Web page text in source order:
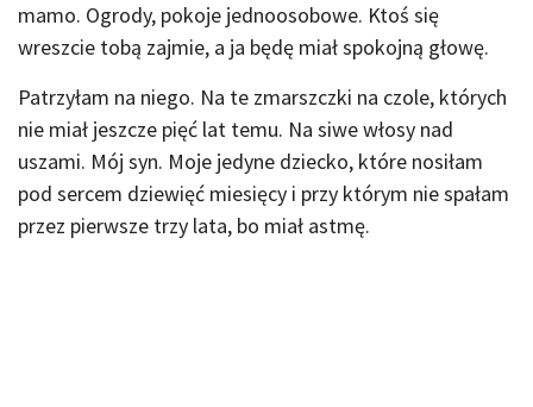
mamo. Ogrody, pokoje jednoosobowe. Ktoś się
wreszcie tobą zajmie, a ja będę miał spokojną głowę.
Patrzyłam na niego. Na te zmarszczki na czole, których
nie miał jeszcze pięć lat temu. Na siwe włosy nad
uszami. Mój syn. Moje jedyne dziecko, które nosiłam
pod sercem dziewięć miesięcy i przy którym nie spałam
przez pierwsze trzy lata, bo miał astmę.